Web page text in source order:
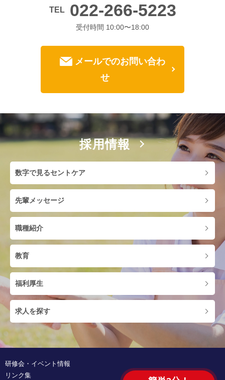
TEL 022-266-5223
受付時間 10:00〜18:00
メールでのお問い合わ
せ
採用情報
数字で見るセントケア
先輩メッセージ
職種紹介
教育
福利厚生
求人を探す
研修会・イベント情報
リンク集